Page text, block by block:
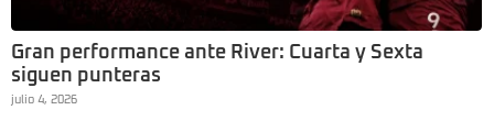
Gran performance ante River: Cuarta y Sexta
siguen punteras
julio 4, 2026